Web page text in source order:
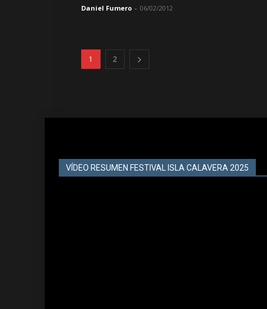
Daniel Fumero - 06/02/2012
1 2
VÍDEO RESUMEN FESTIVAL ISLA CALAVERA 2025